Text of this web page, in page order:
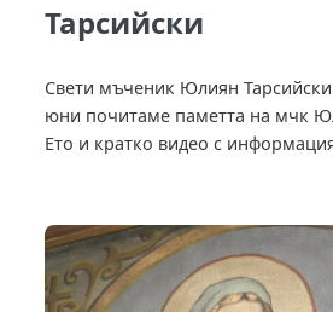
Тарсийски
Свети мъченик Юлиян
юни почитаме паметта на мчк
Ето и кратко видео с